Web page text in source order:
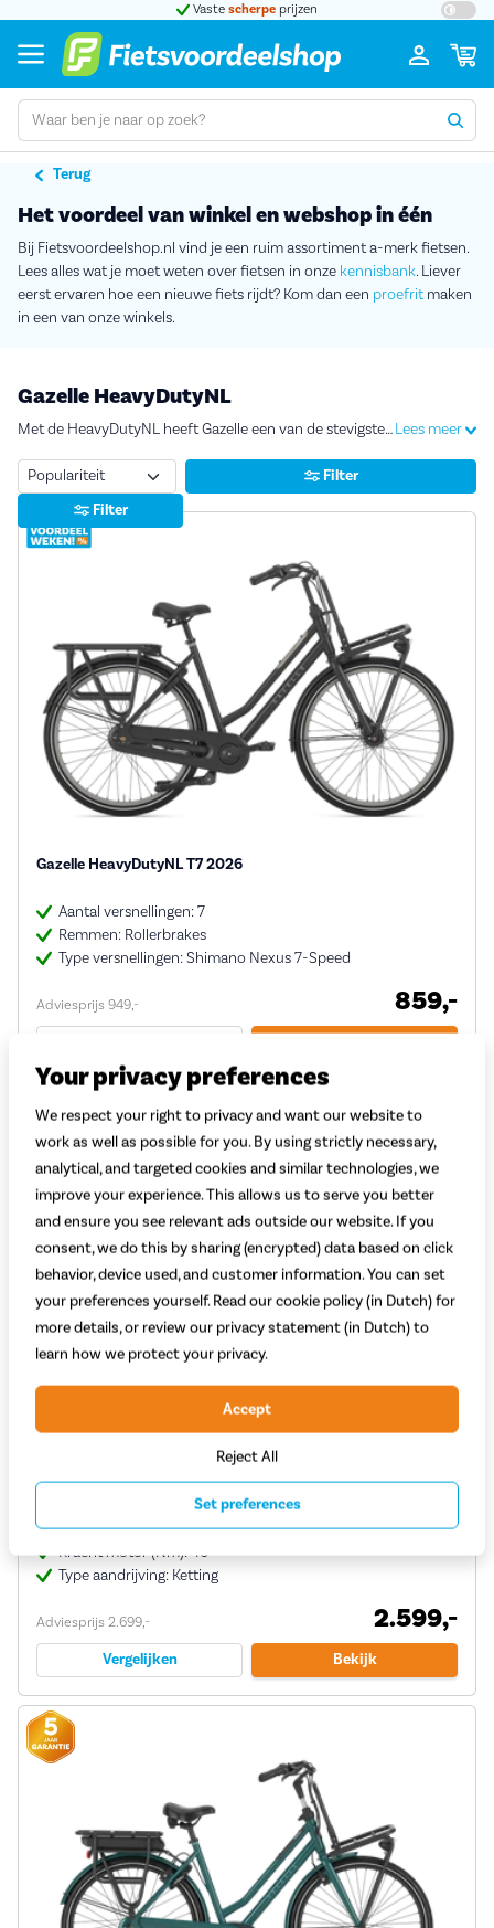
Vaste scherpe prijzen
Terug
Het voordeel van winkel en webshop in één
Bij Fietsvoordeelshop.nl vind je een ruim assortiment a-merk fietsen.
Lees alles wat je moet weten over fietsen in onze kennisbank. Liever
eerst ervaren hoe een nieuwe fiets rijdt? Kom dan een proefritmaken
in een van onze winkels.
Gazelle HeavyDutyNL
Lees meer
Met de HeavyDutyNL heeft Gazelle een van de stevigste transportfietsen ontworpen, zonder een compromis te hebben gemaakt in het ontwerp van de fiets.
Sorteren
Filter
Filter
Gazelle HeavyDutyNL T7 2026
Aantal versnellingen: 7
Remmen: Rollerbrakes
Type versnellingen: Shimano Nexus 7-Speed
Adviesprijs 949,- 859,-
(8)
Motor: Bosch Active BES3
Kracht motor (Nm): 40
Type aandrijving: Ketting
Adviesprijs 2.699,- 2.599,-
Vergelijken Bekijk
Your privacy preferences
We respect your right to privacy and want our website to
work as well as possible for you. By using strictly necessary,
analytical, and targeted cookies and similar technologies, we
improve your experience. This allows us to serve you better
and ensure you see relevant ads outside our website. If you
consent, we do this by sharing (encrypted) data based on click
behavior, device used, and customer information. You can set
your preferences yourself. Read our cookie policy (in Dutch) for
more details, or review our privacy statement (in Dutch) to
learn how we protect your privacy.
Reject All
Accept
Set preferences